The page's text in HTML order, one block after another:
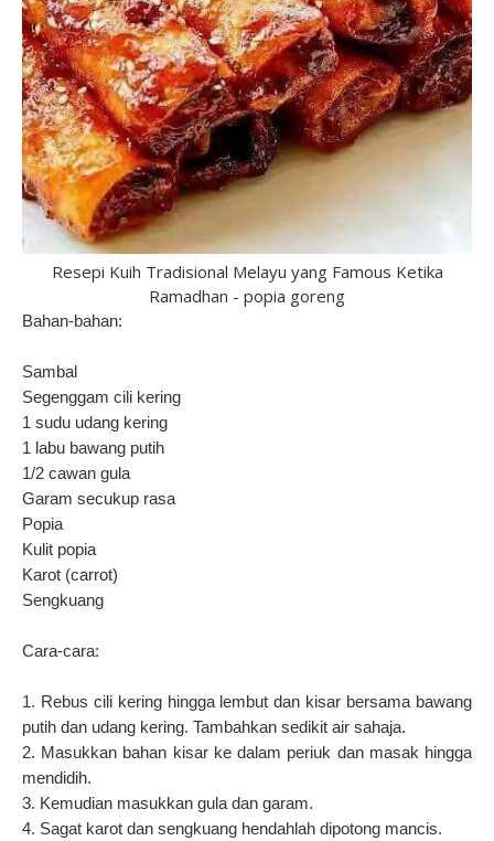
Resepi Kuih Tradisional Melayu yang Famous Ketika
Ramadhan - popia goreng
Bahan-bahan:
Sambal
Segenggam cili kering
1 sudu udang kering
1 labu bawang putih
1/2 cawan gula
Garam secukup rasa
Popia
Kulit popia
Karot (carrot)
Sengkuang
Cara-cara:
1. Rebus cili kering hingga lembut dan kisar bersama bawang
putih dan udang kering. Tambahkan sedikit air sahaja.
2. Masukkan bahan kisar ke dalam periuk dan masak hingga
mendidih.
3. Kemudian masukkan gula dan garam.
4. Sagat karot dan sengkuang hendahlah dipotong mancis.